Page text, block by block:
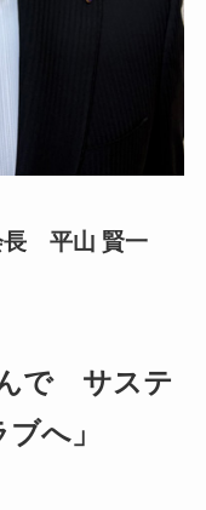
長 平山 賢一
で サステ
ブへ」